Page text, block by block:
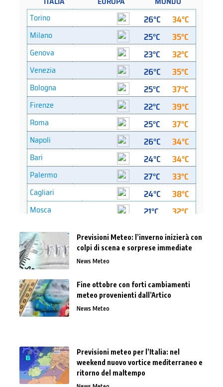
Previsioni Meteo: l’inverno inizierà con
colpi di scena e sorprese immediate
News Meteo
Fine ottobre con forti cambiamenti
meteo provenienti dall’Artico
News Meteo
Previsioni meteo per l’Italia: nel
weekend nuovo vortice mediterraneo e
ritorno del maltempo